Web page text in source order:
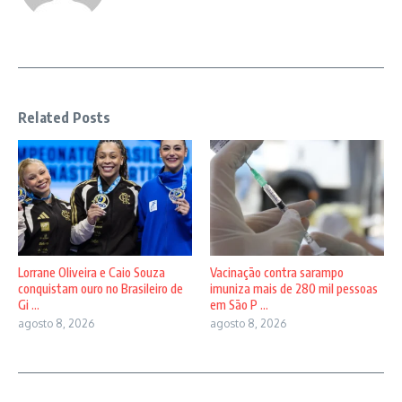
Related Posts
Lorrane Oliveira e Caio Souza
conquistam ouro no Brasileiro de
Gi ...
agosto 8, 2026
Vacinação contra sarampo
imuniza mais de 280 mil pessoas
em São P ...
agosto 8, 2026